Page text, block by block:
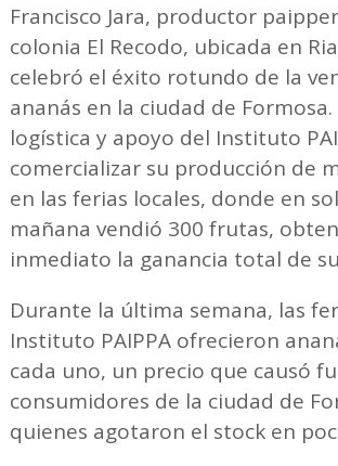
Francisco Jara, productor
colonia El Recodo, ubicada en
celebró el éxito rotundo de la
ananás en la ciudad de Formosa.
logística y apoyo del Instituto
comercializar su producción de
en las ferias locales, donde en
mañana vendió 300 frutas,
inmediato la ganancia total de
Durante la última semana, las
Instituto PAIPPA ofrecieron
cada uno, un precio que causó
consumidores de la ciudad de
quienes agotaron el stock en